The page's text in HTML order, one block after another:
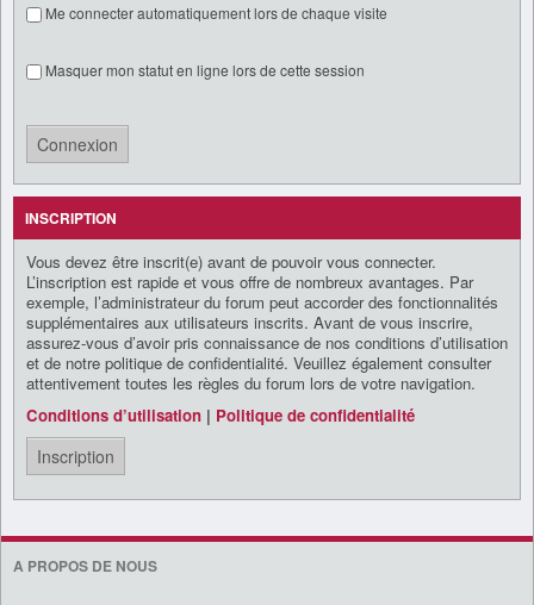
Me connecter automatiquement lors de chaque visite
Masquer mon statut en ligne lors de cette session
INSCRIPTION
Vous devez être inscrit(e) avant de pouvoir vous connecter.
L’inscription est rapide et vous offre de nombreux avantages. Par
exemple, l’administrateur du forum peut accorder des fonctionnalités
supplémentaires aux utilisateurs inscrits. Avant de vous inscrire,
assurez-vous d’avoir pris connaissance de nos conditions d’utilisation
et de notre politique de confidentialité. Veuillez également consulter
attentivement toutes les règles du forum lors de votre navigation.
Conditions d’utilisation | Politique de confidentialité
Inscription
A PROPOS DE NOUS